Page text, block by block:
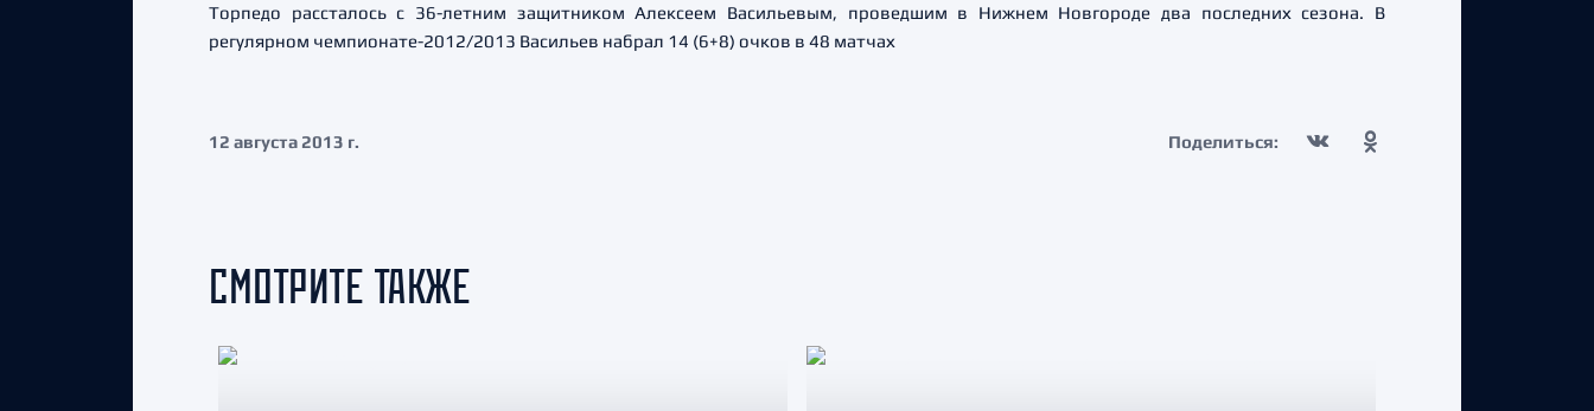
Торпедо рассталось с 36-летним защитником Алексеем Васильевым, проведшим в Нижнем Новгороде два последних сезона. В
регулярном чемпионате-2012/2013 Васильев набрал 14 (6+8) очков в 48 матчах
12 августа 2013 г. Поделиться:
СМОТРИТЕ ТАКЖЕ